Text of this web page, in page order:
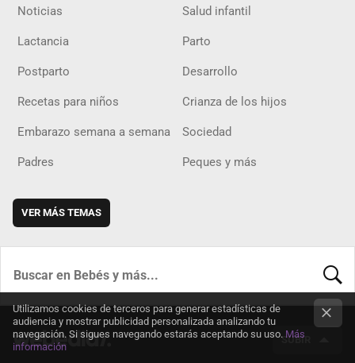
Noticias Salud infantil
Lactancia Parto
Postparto Desarrollo
Recetas para niños Crianza de los hijos
Embarazo semana a semana Sociedad
Padres Peques y más
VER MÁS TEMAS
SUBIR
Utilizamos cookies de terceros para generar estadísticas de
audiencia y mostrar publicidad personalizada analizando tu
navegación. Si sigues navegando estarás aceptando su uso. Más
información